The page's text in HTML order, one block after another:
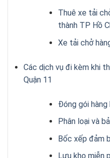
Thuê xe tải
thành TP Hồ
Xe tải chở
Các dịch vụ đi kèm khi
Quận 11
Đóng gói hàng
Phân loại và
Bốc xếp đảm
Lưu kho miễn